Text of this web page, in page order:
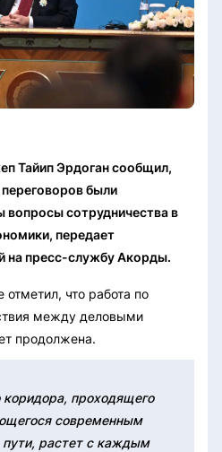
Тайип Эрдоган сообщил,
были
вопросы сотрудничества в
передает
на пресс-службу Акорды.
что работа по
между деловыми
продолжена.
коридора, проходящего
современным
пути, растет с каждым